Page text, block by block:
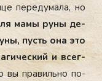
пе­реду­мала, но
ма­мы ру­ны де­
пусть она это
и всег­
вы пра­виль­но по­